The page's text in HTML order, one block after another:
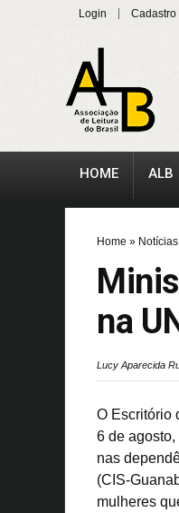
Login Cadastro
HOME ALB
Home » Notícias
na
Lucy Aparecida
O Escritório
6 de
nas
(CIS-
mulheres